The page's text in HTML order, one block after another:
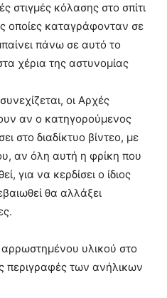
στιγμές κόλασης στο σπίτι
οποίες καταγράφονταν σε
πάνω σε αυτό το
χέρια της αστυνομίας
οι Αρχές
αν ο κατηγορούμενος
στο διαδίκτυο βίντεο, με
αν όλη αυτή η φρίκη που
για να κερδίσει ο ίδιος
θα αλλάξει
αρρωστημένου υλικού στο
περιγραφές των ανήλικων